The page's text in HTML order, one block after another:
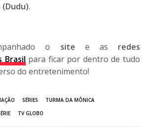
(Dudu).
o site e as redes
Brasil para ficar por dentro de tudo
do entretenimento!
SÉRIES
TURMA DA MÔNICA
TV GLOBO